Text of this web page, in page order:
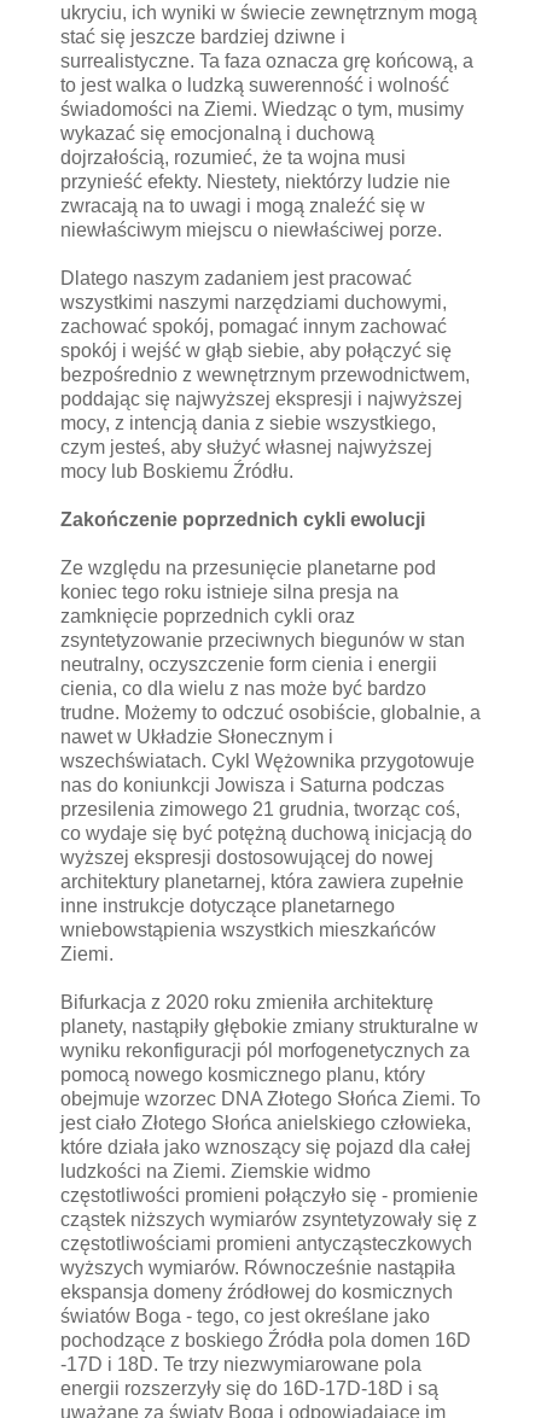
ukryciu, ich wyniki w świecie zewnętrznym mogą
stać się jeszcze bardziej dziwne i
surrealistyczne. Ta faza oznacza grę końcową, a
to jest walka o ludzką suwerenność i wolność
świadomości na Ziemi. Wiedząc o tym, musimy
wykazać się emocjonalną i duchową
dojrzałością, rozumieć, że ta wojna musi
przynieść efekty. Niestety, niektórzy ludzie nie
zwracają na to uwagi i mogą znaleźć się w
niewłaściwym miejscu o niewłaściwej porze.
Dlatego naszym zadaniem jest pracować
wszystkimi naszymi narzędziami duchowymi,
zachować spokój, pomagać innym zachować
spokój i wejść w głąb siebie, aby połączyć się
bezpośrednio z wewnętrznym przewodnictwem,
poddając się najwyższej ekspresji i najwyższej
mocy, z intencją dania z siebie wszystkiego,
czym jesteś, aby służyć własnej najwyższej
mocy lub Boskiemu Źródłu.
Zakończenie poprzednich cykli ewolucji
Ze względu na przesunięcie planetarne pod
koniec tego roku istnieje silna presja na
zamknięcie poprzednich cykli oraz
zsyntetyzowanie przeciwnych biegunów w stan
neutralny, oczyszczenie form cienia i energii
cienia, co dla wielu z nas może być bardzo
trudne. Możemy to odczuć osobiście, globalnie, a
nawet w Układzie Słonecznym i
wszechświatach. Cykl Wężownika przygotowuje
nas do koniunkcji Jowisza i Saturna podczas
przesilenia zimowego 21 grudnia, tworząc coś,
co wydaje się być potężną duchową inicjacją do
wyższej ekspresji dostosowującej do nowej
architektury planetarnej, która zawiera zupełnie
inne instrukcje dotyczące planetarnego
wniebowstąpienia wszystkich mieszkańców
Ziemi.
Bifurkacja z 2020 roku zmieniła architekturę
planety, nastąpiły głębokie zmiany strukturalne w
wyniku rekonfiguracji pól morfogenetycznych za
pomocą nowego kosmicznego planu, który
obejmuje wzorzec DNA Złotego Słońca Ziemi. To
jest ciało Złotego Słońca anielskiego człowieka,
które działa jako wznoszący się pojazd dla całej
ludzkości na Ziemi. Ziemskie widmo
częstotliwości promieni połączyło się - promienie
cząstek niższych wymiarów zsyntetyzowały się z
częstotliwościami promieni antycząsteczkowych
wyższych wymiarów. Równocześnie nastąpiła
ekspansja domeny źródłowej do kosmicznych
światów Boga - tego, co jest określane jako
pochodzące z boskiego Źródła pola domen 16D
-17D i 18D. Te trzy niezwymiarowane pola
energii rozszerzyły się do 16D-17D-18D i są
uważane za światy Boga i odpowiadające im